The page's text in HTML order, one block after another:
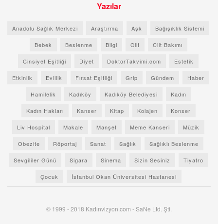
Yazılar
Anadolu Sağlık Merkezi Araştırma Aşk Bağışıklık Sistemi
Bebek Beslenme Bilgi Cilt Cilt Bakımı
Cinsiyet Eşitliği Diyet DoktorTakvimi.com Estetik
Etkinlik Evlilik Fırsat Eşitliği Grip Gündem Haber
Hamilelik Kadıköy Kadıköy Belediyesi Kadın
Kadın Hakları Kanser Kitap Kolajen Konser
Liv Hospital Makale Manşet Meme Kanseri Müzik
Obezite Röportaj Sanat Sağlık Sağlıklı Beslenme
Sevgililer Günü Sigara Sinema Sizin Sesiniz Tiyatro
Çocuk İstanbul Okan Üniversitesi Hastanesi
© 1999 - 2018 Kadınvizyon.com - SaNe Ltd. Şti.